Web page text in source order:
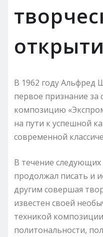
В 1962 году Альфред
первое признание
композицию
на пути к успешной
современной
В течение
продолжал писать и
другим совершая
известен своей
техникой
политональности,